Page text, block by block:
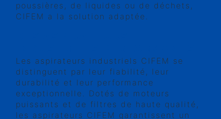
poussières, de liquides ou de déchets,
CIFEM a la solution adaptée.
Les aspirateurs industriels CIFEM se
distinguent par leur fiabilité, leur
durabilité et leur performance
exceptionnelle. Dotés de moteurs
puissants et de filtres de haute qualité,
les aspirateurs CIFEM garantissent un